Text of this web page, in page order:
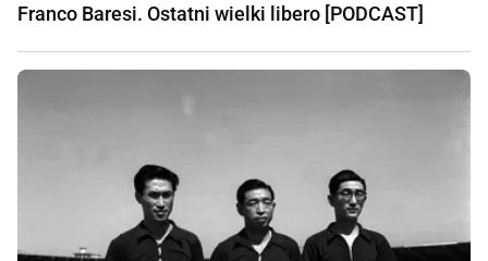
Franco Baresi. Ostatni wielki libero [PODCAST]